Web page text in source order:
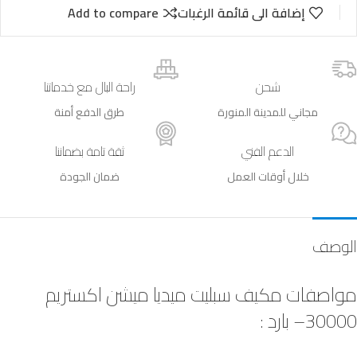
إضافة الى قائمة الرغبات Add to compare
شحن
مجاني للمدينة المنورة
راحة البال مع خدماتنا
طرق الدفع أمنة
الدعم الفني
خلال أوقات العمل
ثقة تامة بضماننا
ضمان الجودة
الوصف
مواصفات مكيف سبليت ميديا ميشن اكستريم
30000– بارد :